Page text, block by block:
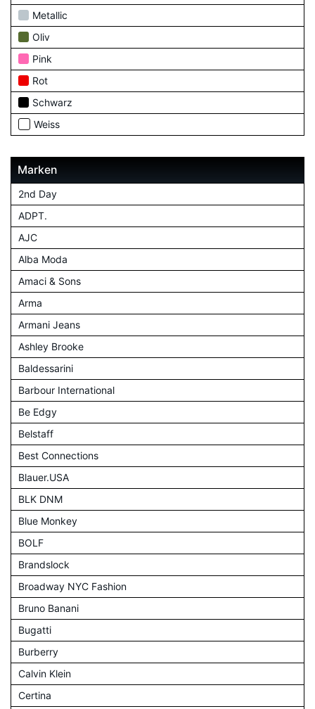
Metallic
Oliv
Pink
Rot
Schwarz
Weiss
Marken
2nd Day
ADPT.
AJC
Alba Moda
Amaci & Sons
Arma
Armani Jeans
Ashley Brooke
Baldessarini
Barbour International
Be Edgy
Belstaff
Best Connections
Blauer.USA
BLK DNM
Blue Monkey
BOLF
Brandslock
Broadway NYC Fashion
Bruno Banani
Bugatti
Burberry
Calvin Klein
Certina